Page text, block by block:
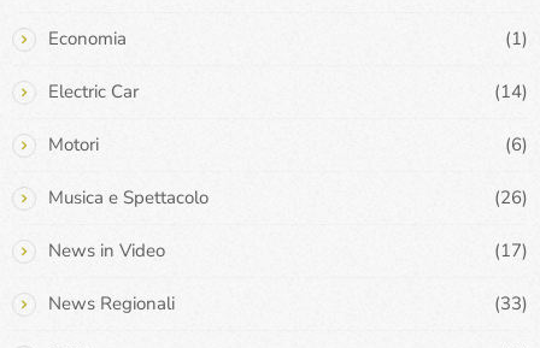
Economia (1)
Electric Car (14)
Motori (6)
Musica e Spettacolo (26)
News in Video (17)
News Regionali (33)